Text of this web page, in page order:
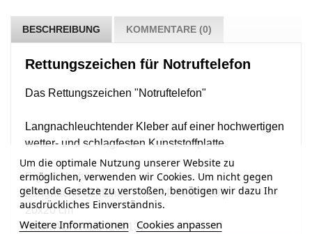
BESCHREIBUNG KOMMENTARE (0)
Rettungszeichen für Notruftelefon
Das Rettungszeichen "Notruftelefon"
Langnachleuchtender Kleber auf einer hochwertigen
wetter- und schlagfesten Kunststoffplatte.
Eigenschaften:
Langnachleuchtende Folie ( DIN 67510 )
20x20 cm
Nach ASR A1.3 (20013)
Um die optimale Nutzung unserer Website zu
ermöglichen, verwenden wir Cookies. Um nicht gegen
geltende Gesetze zu verstoßen, benötigen wir dazu Ihr
ausdrückliches Einverständnis.
Weitere Informationen Cookies anpassen